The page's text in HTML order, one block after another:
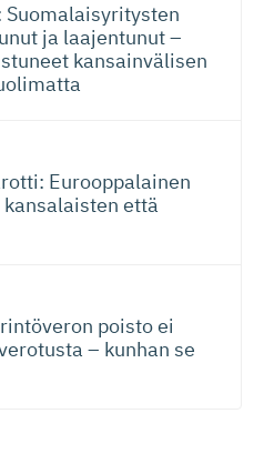
Suomalaisy­ri­tysten
ja laajentunut –
kansainvälisen
Eurooppalainen
että
poisto ei
– kunhan se